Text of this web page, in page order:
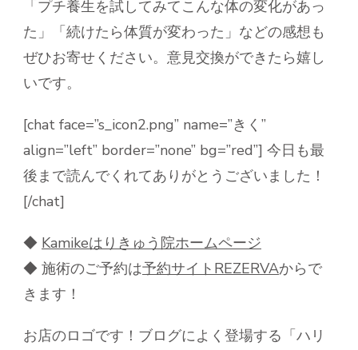
「プチ養生を試してみてこんな体の変化があっ
た」「続けたら体質が変わった」などの感想も
ぜひお寄せください。意見交換ができたら嬉し
いです。
[chat face=”s_icon2.png” name=”きく”
align=”left” border=”none” bg=”red”] 今日も最
後まで読んでくれてありがとうございました！
[/chat]
◆ Kamikeはりきゅう院ホームページ
◆ 施術のご予約は予約サイト REZERVAからで
きます！
お店のロゴです！ブログによく登場する「ハリ